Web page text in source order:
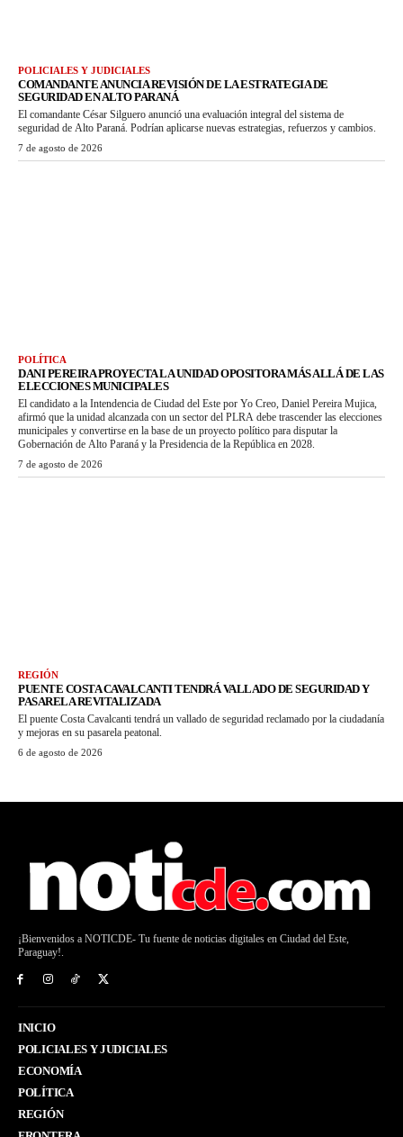
POLICIALES Y JUDICIALES
COMANDANTE ANUNCIA REVISIÓN DE LA ESTRATEGIA DE
SEGURIDAD EN ALTO PARANÁ
El comandante César Silguero anunció una evaluación integral del sistema de
seguridad de Alto Paraná. Podrían aplicarse nuevas estrategias, refuerzos y cambios.
7 de agosto de 2026
POLÍTICA
DANI PEREIRA PROYECTA LA UNIDAD OPOSITORA MÁS ALLÁ DE LAS
ELECCIONES MUNICIPALES
El candidato a la Intendencia de Ciudad del Este por Yo Creo, Daniel Pereira Mujica,
afirmó que la unidad alcanzada con un sector del PLRA debe trascender las elecciones
municipales y convertirse en la base de un proyecto político para disputar la
Gobernación de Alto Paraná y la Presidencia de la República en 2028.
7 de agosto de 2026
REGIÓN
PUENTE COSTA CAVALCANTI TENDRÁ VALLADO DE SEGURIDAD Y
PASARELA REVITALIZADA
El puente Costa Cavalcanti tendrá un vallado de seguridad reclamado por la ciudadanía
y mejoras en su pasarela peatonal.
6 de agosto de 2026
¡Bienvenidos a NOTICDE- Tu fuente de noticias digitales en Ciudad del Este,
Paraguay!.
INICIO
POLICIALES Y JUDICIALES
ECONOMÍA
POLÍTICA
REGIÓN